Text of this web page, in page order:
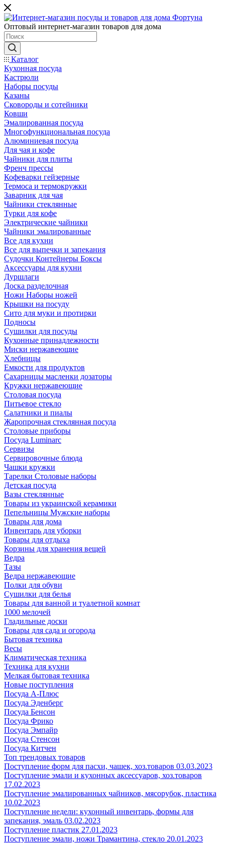
Оптовый интернет-магазин товаров для дома
Каталог
Кухонная посуда
Кастрюли
Наборы посуды
Казаны
Сковороды и сотейники
Ковши
Эмалированная посуда
Многофункциональная посуда
Алюминиевая посуда
Для чая и кофе
Чайники для плиты
Френч прессы
Кофеварки гейзерные
Термоса и термокружки
Заварник для чая
Чайники стеклянные
Турки для кофе
Электрические чайники
Чайники эмалированные
Все для кухни
Все для выпечки и запекания
Судочки Контейнеры Боксы
Аксессуары для кухни
Дуршлаги
Доска разделочная
Ножи Наборы ножей
Крышки на посуду
Сито для муки и протирки
Подносы
Сушилки для посуды
Кухонные принадлежности
Миски нержавеющие
Хлебницы
Емкости для продуктов
Сахарницы масленки дозаторы
Кружки нержавеющие
Столовая посуда
Питьевое стекло
Салатники и пиалы
Жаропрочная стеклянная посуда
Столовые приборы
Посуда Luminarс
Сервизы
Сервировочные блюда
Чашки кружки
Тарелки Столовые наборы
Детская посуда
Вазы стеклянные
Товары из украинской керамики
Пепельницы Мужские наборы
Товары для дома
Инвентарь для уборки
Товары для отдыха
Корзины для хранения вещей
Ведра
Тазы
Ведра нержавеющие
Полки для обуви
Сушилки для белья
Товары для ванной и туалетной комнат
1000 мелочей
Гладильные доски
Товары для сада и огорода
Бытовая техника
Весы
Климатическая техника
Техника для кухни
Мелкая бытовая техника
Новые поступления
Посуда А-Плюс
Посуда Эденберг
Посуда Бенсон
Посуда Фрико
Посуда Эмпайр
Посуда Стенсон
Посуда Китчен
Топ трендовых товаров
Поступление форм для пасхи, чашек, хоз.товаров 03.03.2023
Поступление эмали и кухонных аксессуаров, хоз.товаров
17.02.2023
Поступление эмалированных чайников, мясорубок, пластика
10.02.2023
Поступление недели: кухонный инвентарь, формы для
запекания, эмаль 03.02.2023
Поступление пластик 27.01.2023
Поступление эмали, ножи Трамантина, стекло 20.01.2023